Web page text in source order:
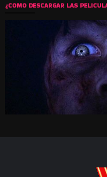
¿COMO DESCARGAR LAS